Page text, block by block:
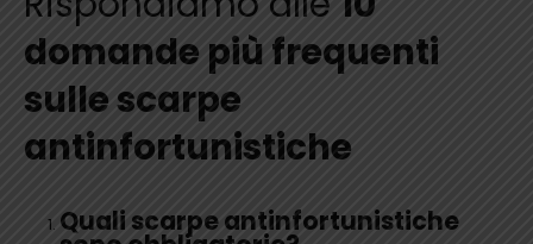
domande più frequenti
sulle scarpe
antinfortunistiche
Quali scarpe antinfortunistiche